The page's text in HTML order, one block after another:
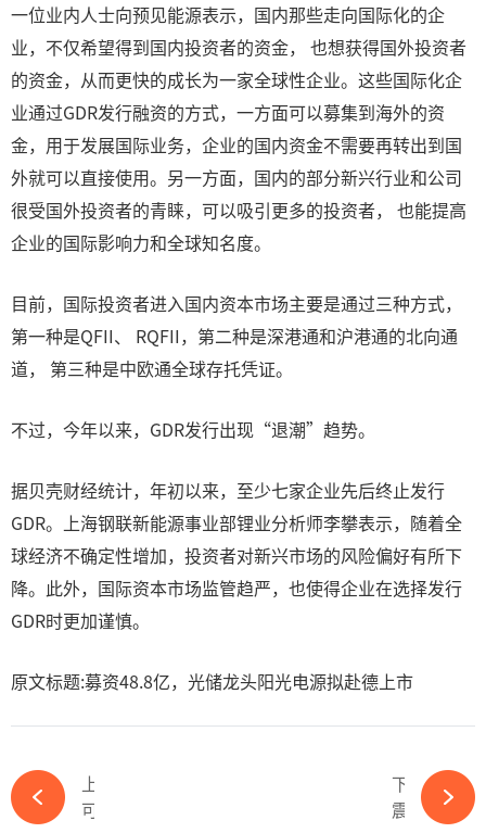
一位业内人士向预见能源表示，国内那些走向国际化的企
业，不仅希望得到国内投资者的资金， 也想获得国外投资者
的资金，从而更快的成长为一家全球性企业。这些国际化企
业通过GDR发行融资的方式，一方面可以募集到海外的资
金，用于发展国际业务，企业的国内资金不需要再转出到国
外就可以直接使用。另一方面，国内的部分新兴行业和公司
很受国外投资者的青睐，可以吸引更多的投资者， 也能提高
企业的国际影响力和全球知名度。
目前，国际投资者进入国内资本市场主要是通过三种方式，
第一种是QFII、 RQFII，第二种是深港通和沪港通的北向通
道， 第三种是中欧通全球存托凭证。
不过，今年以来，GDR发行出现“退潮”趋势。
据贝壳财经统计，年初以来，至少七家企业先后终止发行
GDR。上海钢联新能源事业部锂业分析师李攀表示，随着全
球经济不确定性增加，投资者对新兴市场的风险偏好有所下
降。此外，国际资本市场监管趋严，也使得企业在选择发行
GDR时更加谨慎。
原文标题:募资48.8亿，光储龙头阳光电源拟赴德上市
下一篇
震惊！又一光伏企业IPO被终止注册-ky体育APP官网下载